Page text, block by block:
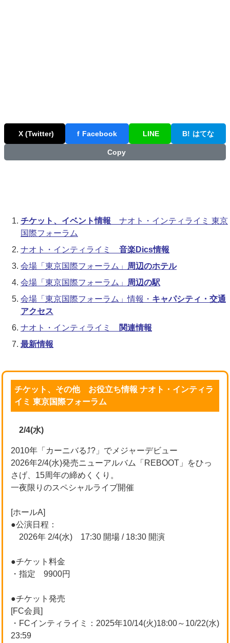
X (Twitter) f Facebook LINE B! はてな
Copy
チケット、イベント情報 ナオト・インティライミ 東京
国際フォーラム
ナオト・インティライミ 音楽Dics情報
会場「東京国際フォーラム」
周辺のホテル
会場「東京国際フォーラム」
周辺の駅
会場「東京国際フォーラム」情報・ キャパシティ・交通
アクセス
ナオト・インティライミ
関連情報
最新情報
チケット、その他 お役立ち情報 ナオト・インティラ
イミ 東京国際フォーラム
2/4(水)
2010年「カーニバる⤴︎?」でメジャーデビュー
2026年2/4(水)発売ニューアルバム「REBOOT」をひっ
さげ、15周年の締めくくり。
一夜限りのスペシャルライブ開催
[ホールA]
●公演日程：
2026年 2/4(水) 17:30 開場 / 18:30 開演
●チケット料金
・指定 9900円
●チケット発売
[FC会員]
・FCインティライミ：2025年10/14(火)18:00～10/22(水)
23:59